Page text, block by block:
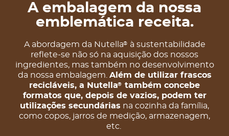
A embalagem da nossa
emblemática receita.
A abordagem da Nutella®
à sustentabilidade
reflete-se não só na aquisição dos nossos
ingredientes, mas também no desenvolvimento
da nossa embalagem. Além de utilizar frascos
recicláveis, a Nutella® também concebe
formatos que, depois de vazios, podem ter
utilizações secundárias na cozinha da família,
como copos, jarros de medição, armazenagem,
etc.